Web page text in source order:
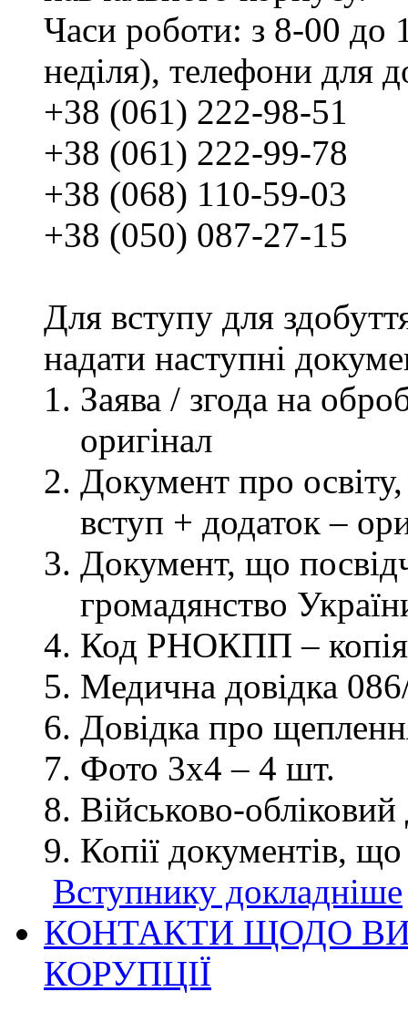
Часи роботи: з 8-00 до
неділя), телефони для
+38 (061) 222-98-51
+38 (061) 222-99-78
+38 (068) 110-59-03
+38 (050) 087-27-15
Для вступу для
надати наступні
Заява / згода на
оригінал
Документ про освіту,
вступ + додаток –
Документ, що
громадянство
Код РНОКПП – копія
Медична довідка
Довідка про
Фото 3х4 – 4 шт.
Військово-
Копії документів,
Вступнику докладніше
КОНТАКТИ ЩОДО
КОРУПЦІЇ